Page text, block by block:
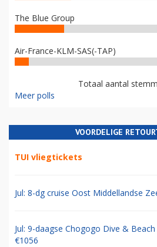
The Blue Group
Air-France-KLM-SAS(-TAP)
Totaal aantal
Meer polls
VOORDELIGE
TUI vliegtickets
Jul: 8-dg cruise Oost Middellandse
Jul: 9-daagse Chogogo Dive &
€1056